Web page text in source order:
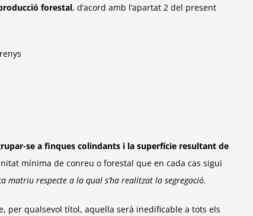
forestal, d’acord amb l’apartat 2 del present
se a finques colindants i la superfície resultant de
mínima de conreu o forestal que en cada cas sigui
matriu respecte a la qual s’ha realitzat la segregació.
per qualsevol títol, aquella serà inedificable a tots els